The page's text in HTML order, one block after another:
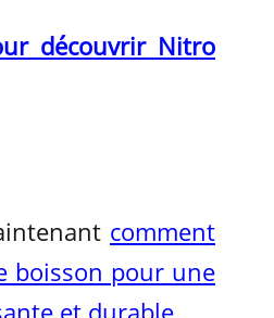
découvrir Nitro
comment
boisson pour une
et durable.